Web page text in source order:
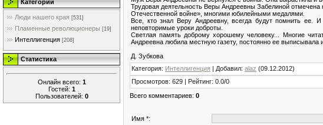
Категории
Люди нашего края [531]
Пламенные революционеры [19]
Интеллигенция [208]
Статистика
Онлайн всего: 1
Гостей: 1
Пользователей: 0
Трудовая деятельность Веры Андреевны Забелиной
Отечественной войне», многими юбилейными медалями.
Все, кто знал Веру Андреевну, всегда будут помнить ее.
неповторимые уроки доброты.
Светлая память доброму хорошему человеку... Многие
Андреевна любила местную газету, постоянно ее выписывала
Д. Зубкова
Категория: Интеллигенция | Добавил: alaz (09.12.2012)
Просмотров: 629 | Рейтинг: 0.0/0
Всего комментариев: 0
Имя *: